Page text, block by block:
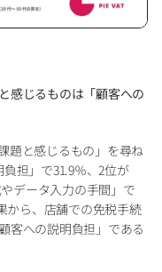
感じるものは「顧客への
題と感じるもの」を尋ね
担」で31.9％、2位が
データ入力の手間」で
から、店舗での免税手続
客への説明負担」である